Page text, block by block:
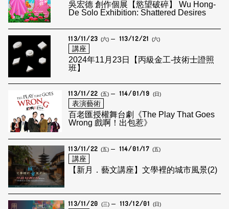
吳宏德 創作個展【慾望破碎】 Wu Hong-
De Solo Exhibition: Shattered Desires
113/11/23 (六) 113/12/21 (六)
講座
2024年11月23日【丙級金工-技術士證照
班】
113/11/22 (五) 114/01/19 (日)
表演藝術
百老匯授權舞台劇《The Play That Goes
Wrong 戲啊！出包惹》
113/11/22 (五) 114/01/17 (五)
講座
【新月．藝文講座】文學裡的城市風景(2)
113/11/20 (三) 113/12/01 (日)